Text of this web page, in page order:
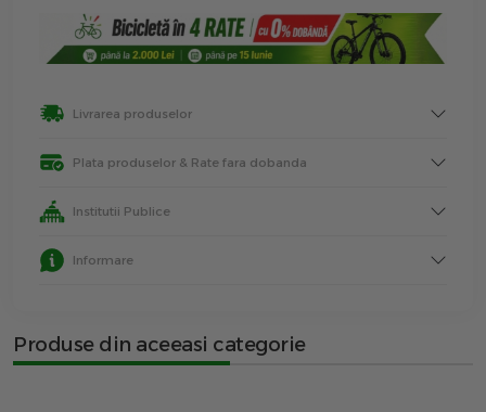
Livrarea produselor
Plata produselor & Rate fara dobanda
Institutii Publice
Informare
Produse din aceeasi categorie